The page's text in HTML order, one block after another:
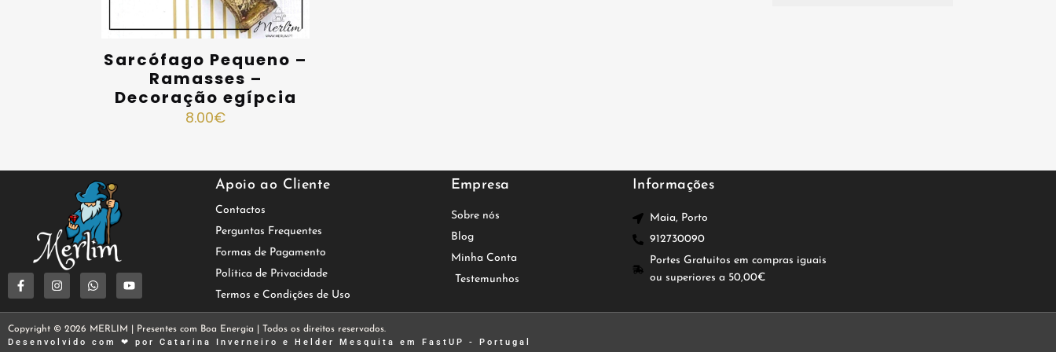
Sarcófago Pequeno –
Ramasses –
Decoração egípcia
8.00€
Apoio ao Cliente Empresa Informações
Contactos
Perguntas Frequentes
Formas de Pagamento
Política de Privacidade
Termos e Condições de Uso
Sobre nós
Blog
Minha Conta
Testemunhos
Maia, Porto
912730090
Portes Gratuitos em compras iguais
ou superiores a 50,00€
Copyright © 2026 MERLIM | Presentes com Boa Energia | Todos os direitos reservados.
Desenvolvido com ❤ por Catarina Inverneiro e Helder Mesquita em FastUP - Portugal